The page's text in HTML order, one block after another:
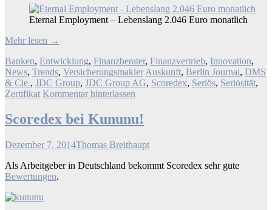
Eternal Employment – Lebenslang 2.046 Euro monatlich
Mehr lesen →
Banken, Entwicklung, Finanzberater, Finanzvertrieb, Innovation,
News, Trends, Versicherungsmakler Auskunft, Berlin Journal, DMS
& Cie., JDC Group, JDC Group AG, Scoredex, Seriös, Seriösität,
Zertifikat Kommentar hinterlassen
Scoredex bei Kununu!
Dezember 7, 2014Thomas Breithaupt
Als Arbeitgeber in Deutschland bekommt Scoredex sehr gute
Bewertungen.